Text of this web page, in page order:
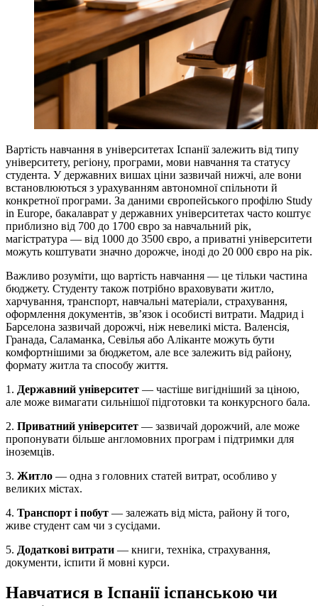
Вартість навчання в університетах Іспанії залежить від типу
університету, регіону, програми, мови навчання та статусу
студента. У державних вишах ціни зазвичай нижчі, але вони
встановлюються з урахуванням автономної спільноти й
конкретної програми. За даними європейського профілю Study
in Europe, бакалаврат у державних університетах часто коштує
приблизно від 700 до 1700 євро за навчальний рік,
магістратура — від 1000 до 3500 євро, а приватні університети
можуть коштувати значно дорожче, іноді до 20 000 євро на рік.
Важливо розуміти, що вартість навчання — це тільки частина
бюджету. Студенту також потрібно враховувати житло,
харчування, транспорт, навчальні матеріали, страхування,
оформлення документів, зв’язок і особисті витрати. Мадрид і
Барселона зазвичай дорожчі, ніж невеликі міста. Валенсія,
Гранада, Саламанка, Севілья або Аліканте можуть бути
комфортнішими за бюджетом, але все залежить від району,
формату житла та способу життя.
1. Державний університет — частіше вигідніший за ціною,
але може вимагати сильнішої підготовки та конкурсного бала.
2. Приватний університет — зазвичай дорожчий, але може
пропонувати більше англомовних програм і підтримки для
іноземців.
3. Житло — одна з головних статей витрат, особливо у
великих містах.
4. Транспорт і побут — залежать від міста, району й того,
живе студент сам чи з сусідами.
5. Додаткові витрати — книги, техніка, страхування,
документи, іспити й мовні курси.
Навчатися в Іспанії іспанською чи